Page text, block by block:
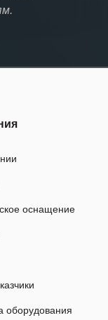
оснащение
оборудования